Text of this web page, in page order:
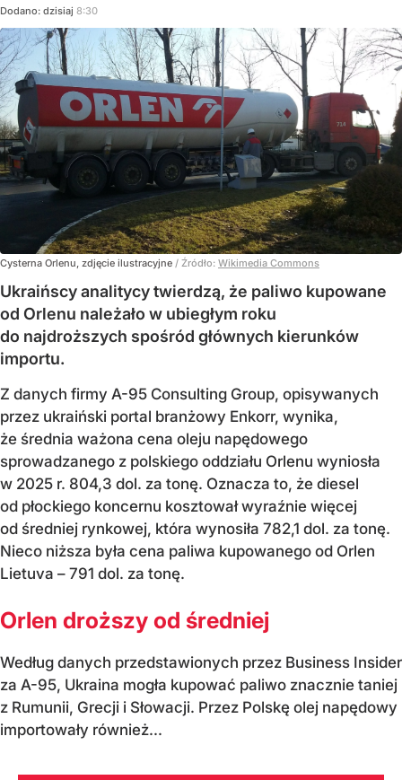
Dodano: dzisiaj 8:30
Cysterna Orlenu, zdjęcie ilustracyjne / Źródło: Wikimedia Commons
Ukraińscy analitycy twierdzą, że paliwo kupowane
od Orlenu należało w ubiegłym roku
do najdroższych spośród głównych kierunków
importu.
Z danych firmy A-95 Consulting Group, opisywanych
przez ukraiński portal branżowy Enkorr, wynika,
że średnia ważona cena oleju napędowego
sprowadzanego z polskiego oddziału Orlenu wyniosła
w 2025 r. 804,3 dol. za tonę. Oznacza to, że diesel
od płockiego koncernu kosztował wyraźnie więcej
od średniej rynkowej, która wynosiła 782,1 dol. za tonę.
Nieco niższa była cena paliwa kupowanego od Orlen
Lietuva – 791 dol. za tonę.
Orlen droższy od średniej
Według danych przedstawionych przez Business Insider
za A-95, Ukraina mogła kupować paliwo znacznie taniej
z Rumunii, Grecji i Słowacji. Przez Polskę olej napędowy
importowały również...